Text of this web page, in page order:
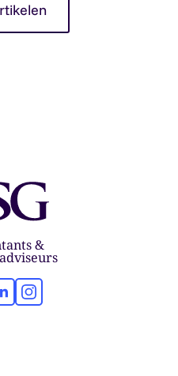
&
LinkedInInstagram